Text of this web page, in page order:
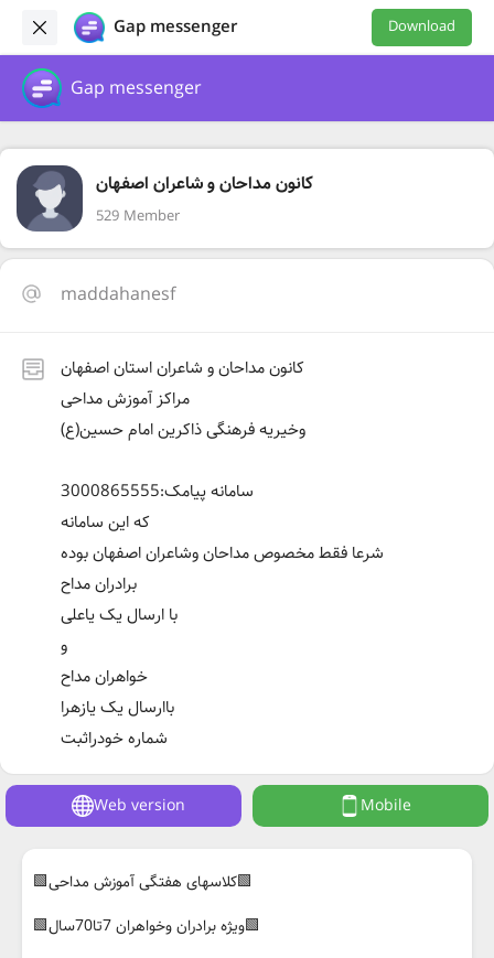
Gap messenger Download
Gap messenger
کانون مداحان و شاعران اصفهان
529 Member
maddahanesf
کانون مداحان و شاعران استان اصفهان
مراکز آموزش مداحی
وخیریه فرهنگی ذاکرین امام حسین(ع)
سامانه پیامک:3000865555
که این سامانه
شرعا فقط مخصوص مداحان وشاعران اصفهان بوده
برادران مداح
با ارسال یک یاعلی
و
خواهران مداح
باارسال یک یازهرا
شماره خودراثبت
Web version Mobile
🟩کلاسهای هفتگی آموزش مداحی🟩
🟩ویژه برادران وخواهران 7تا70سال🟩